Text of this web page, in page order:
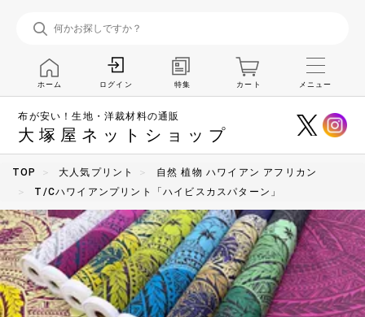
布が安い！生地・洋裁材料の通販
大塚屋ネットショップ
ホーム ログイン 特集 カート メニュー
TOP 大人気プリント
自然 植物 ハワイアン アフリカン
T/Cハワイアンプリント「ハイビスカスパターン」